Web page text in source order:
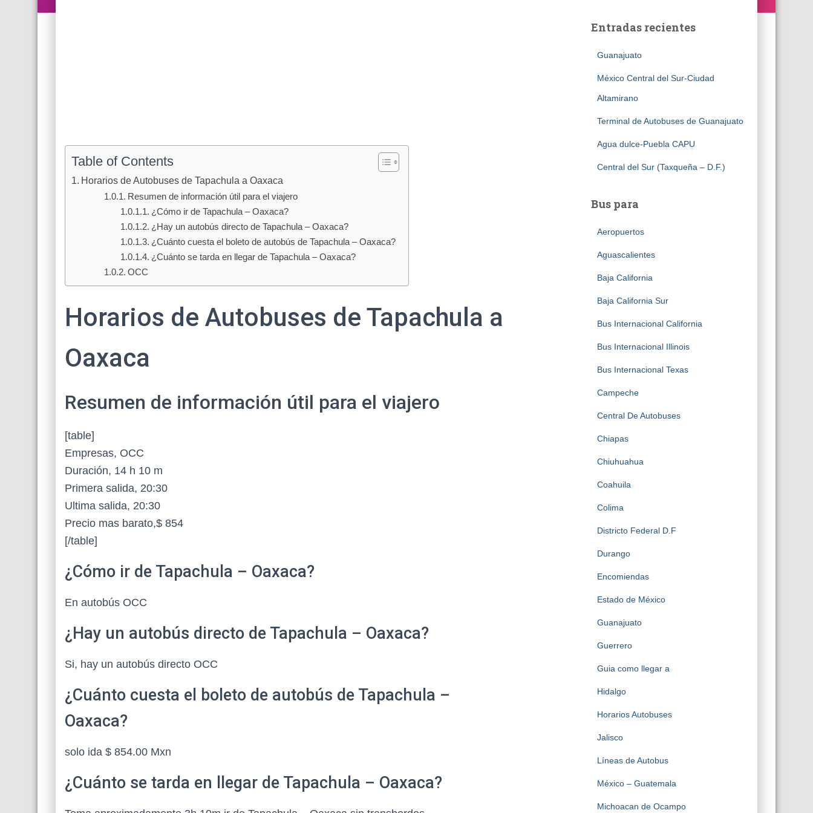
Table of Contents
Horarios de Autobuses de Tapachula a Oaxaca
Resumen de información útil para el viajero
¿Cómo ir de Tapachula – Oaxaca?
¿Hay un autobús directo de Tapachula – Oaxaca?
¿Cuánto cuesta el boleto de autobús de Tapachula – Oaxaca?
¿Cuánto se tarda en llegar de Tapachula – Oaxaca?
OCC
Horarios de Autobuses de Tapachula a
Oaxaca
Resumen de información útil para el viajero
[table]
Empresas, OCC
Duración, 14 h 10 m
Primera salida, 20:30
Ultima salida, 20:30
Precio mas barato,$ 854
[/table]
¿Cómo ir de Tapachula – Oaxaca?
En autobús OCC
¿Hay un autobús directo de Tapachula – Oaxaca?
Si, hay un autobús directo OCC
¿Cuánto cuesta el boleto de autobús de Tapachula –
Oaxaca?
solo ida $ 854.00 Mxn
¿Cuánto se tarda en llegar de Tapachula – Oaxaca?
Entradas recientes
Guanajuato
México Central del Sur-Ciudad
Altamirano
Terminal de Autobuses de Guanajuato
Agua dulce-Puebla CAPU
Central del Sur (Taxqueña – D.F.)
Bus para
Aeropuertos
Aguascalientes
Baja California
Baja California Sur
Bus Internacional California
Bus Internacional Illinois
Bus Internacional Texas
Campeche
Central De Autobuses
Chiapas
Chiuhuahua
Coahuila
Colima
Districto Federal D.F
Durango
Encomiendas
Estado de México
Guanajuato
Guerrero
Guia como llegar a
Hidalgo
Horarios Autobuses
Jalisco
Líneas de Autobus
México – Guatemala
Michoacan de Ocampo